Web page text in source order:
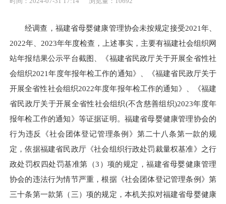
经调查，福建省母婴健康管理协会未按规定接受2021年、
2022年、2023年年度检查，上述事实，主要有福建社会组织网
站年报结果公示平台截图、《福建省民政厅关于开展全省性社
会组织2021年度年报年检工作的通知》、《福建省民政厅关于
开展全省性社会组织2022年度年报年检工作的通知》、《福建
省民政厅关于开展全省性社会组织(不含慈善组织)2023年度年
报年检工作的通知》等证据证明。福建省母婴健康管理协会的
行为违反《社会团体登记管理条例》第二十八条第一款的规
定，依据福建省民政厅《社会组织行政处罚裁量权基准》之行
政处罚权四处罚基准第（3）项的规定，福建省母婴健康管理
协会的违法行为情节严重，根据《社会团体登记管理条例》第
三十条第一款第（三）项的规定，本机关拟对福建省母婴健康